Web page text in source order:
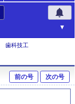
notifications
歯科技工
前の号 次の号